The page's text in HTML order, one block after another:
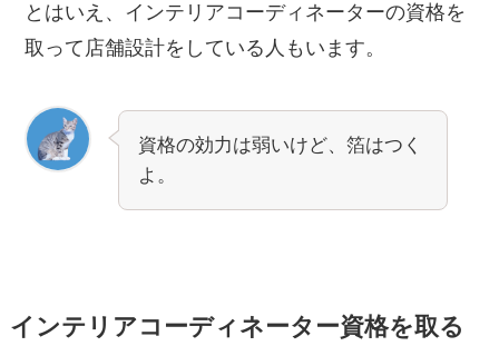
とはいえ、インテリアコーディネーターの資格を
取って店舗設計をしている人もいます。
資格の効力は弱いけど、箔はつく
よ。
インテリアコーディネーター資格を取る